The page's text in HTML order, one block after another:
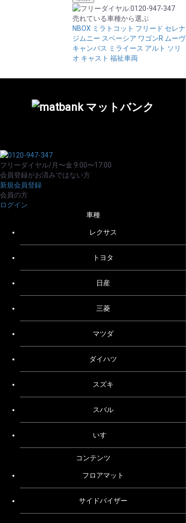
売れている車種から選ぶ
NBOX ミラトコット フリード セレナ
ジムニー スペーシア ワゴンR ムーヴ
キャンバス ミライース アルト ソリ
オ キャスト 福祉車両
フリーダイヤル/月〜金 9:00〜17:00
会員登録がお済みではない方
新規会員登録
会員の方
ログイン
車種
レクサス
トヨタ
日産
三菱
マツダ
ダイハツ
スズキ
スバル
いすゞ
コンテンツ
フロアマット
サイドバイザー